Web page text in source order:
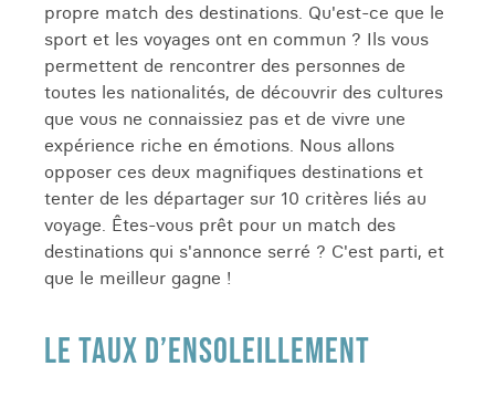
propre match des destinations. Qu'est-ce que le
sport et les voyages ont en commun ? Ils vous
permettent de rencontrer des personnes de
toutes les nationalités, de découvrir des cultures
que vous ne connaissiez pas et de vivre une
expérience riche en émotions. Nous allons
opposer ces deux magnifiques destinations et
tenter de les départager sur 10 critères liés au
voyage. Êtes-vous prêt pour un match des
destinations qui s'annonce serré ? C'est parti, et
que le meilleur gagne !
LE TAUX D’ENSOLEILLEMENT